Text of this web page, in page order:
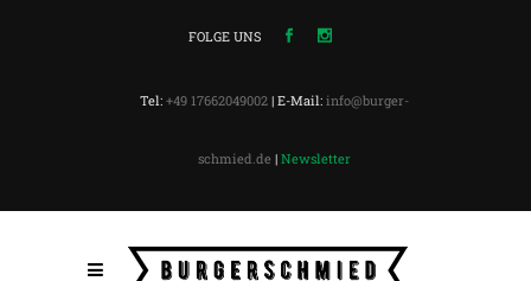
FOLGE UNS
Tel: +49 17662049002| E-Mail: info@burger-
schmied.de | Newsletter